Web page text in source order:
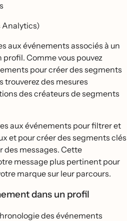
Analytics)
aux événements associés à un
Comme vous pouvez
pour créer des segments
trouverez des mesures
des créateurs de segments
aux événements pour filtrer et
et pour créer des segments clés
des messages. Cette
message plus pertinent pour
marque sur leur parcours.
dans un profil
des événements